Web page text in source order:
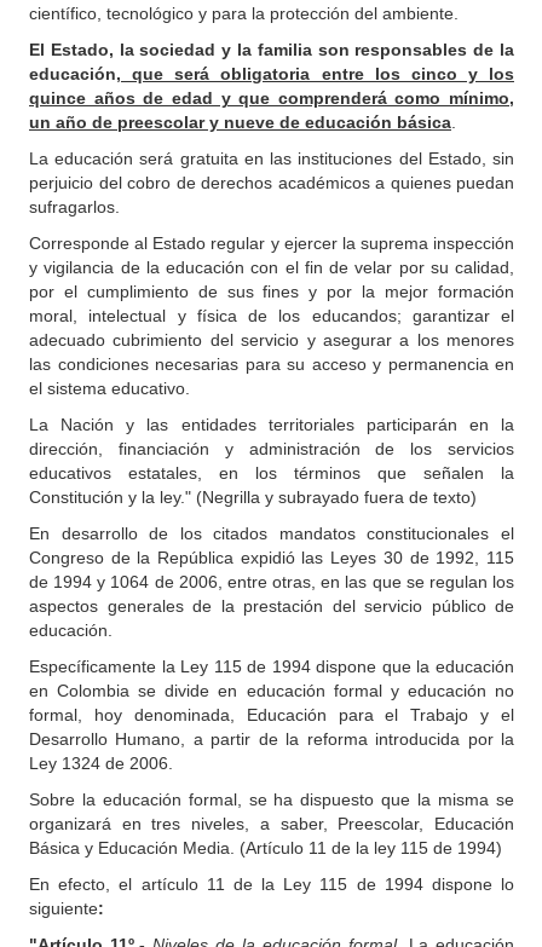
científico, tecnológico y para la protección del ambiente.
El Estado, la sociedad y la familia son responsables de la
educación, que será obligatoria entre los cinco y los
quince años de edad y que comprenderá como mínimo,
un año de preescolar y nueve de educación básica
La educación será gratuita en las instituciones del Estado, sin
perjuicio del cobro de derechos académicos a quienes puedan
sufragarlos.
Corresponde al Estado regular y ejercer la suprema inspección
y vigilancia de la educación con el fin de velar por su calidad,
por el cumplimiento de sus fines y por la mejor formación
moral, intelectual y física de los educandos; garantizar el
adecuado cubrimiento del servicio y asegurar a los menores
las condiciones necesarias para su acceso y permanencia en
el sistema educativo.
La Nación y las entidades territoriales participarán en la
dirección, financiación y administración de los servicios
educativos estatales, en los términos que señalen la
Constitución y la ley." (Negrilla y subrayado fuera de texto)
En desarrollo de los citados mandatos constitucionales el
Congreso de la República expidió las Leyes 30 de 1992, 115
de 1994 y 1064 de 2006, entre otras, en las que se regulan los
aspectos generales de la prestación del servicio público de
educación.
Específicamente la Ley 115 de 1994 dispone que la educación
en Colombia se divide en educación formal y educación no
formal, hoy denominada, Educación para el Trabajo y el
Desarrollo Humano, a partir de la reforma introducida por la
Ley 1324 de 2006.
Sobre la educación formal, se ha dispuesto que la misma se
organizará en tres niveles, a saber, Preescolar, Educación
Básica y Educación Media. (Artículo 11 de la ley 115 de 1994)
En efecto, el artículo 11 de la Ley 115 de 1994 dispone lo
siguiente: